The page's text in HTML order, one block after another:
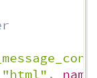
"html" , name